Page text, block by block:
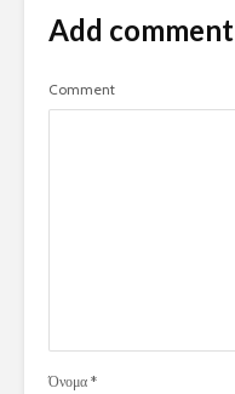
Add comment
Comment
Όνομα *